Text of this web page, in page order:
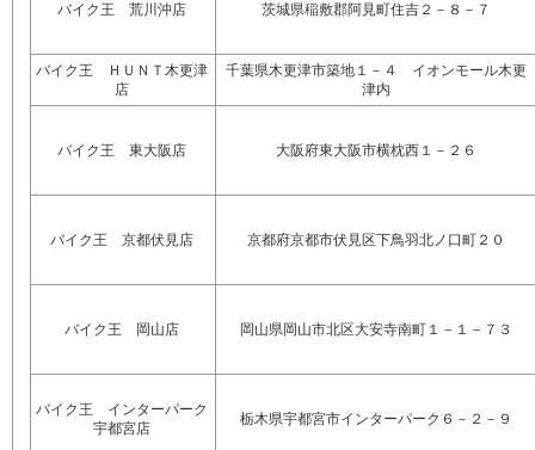
バイク王 荒川沖店 茨城県稲敷郡阿見町住吉２－８－７
バイク王 ＨＵＮＴ木更津
店
千葉県木更津市築地１－４ イオンモール木更
津内
バイク王 東大阪店 大阪府東大阪市横枕西１－２６
バイク王 京都伏見店 京都府京都市伏見区下鳥羽北ノ口町２０
バイク王 岡山店 岡山県岡山市北区大安寺南町１－１－７３
バイク王 インターパーク
宇都宮店
栃木県宇都宮市インターパーク６－２－９